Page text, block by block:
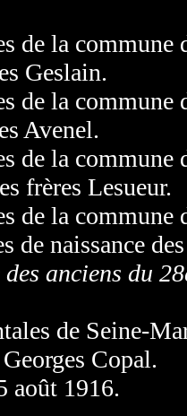
de la
Geslain.
de la commune
Avenel.
de la
frères Lesueur.
de la commune
de naissance
anciens du
de Seine-
Copal.
août 1916.